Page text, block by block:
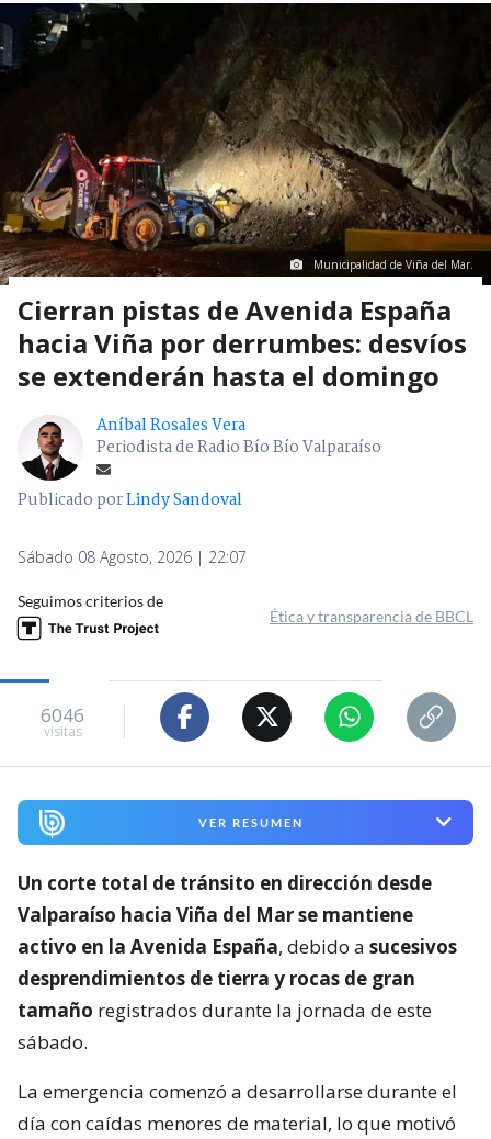
Municipalidad de Viña del Mar.
Cierran pistas de Avenida España
hacia Viña por derrumbes: desvíos
se extenderán hasta el domingo
Aníbal Rosales Vera
Periodista de Radio Bío Bío Valparaíso
Publicado porLindy Sandoval
Sábado 08 Agosto, 2026 | 22:07
Seguimos criterios de
Ética y transparencia de BBCL
6046
visitas
VER RESUMEN
Un corte total de tránsito en dirección desde
Valparaíso hacia Viña del Mar se mantiene
activo en la Avenida España, debido a sucesivos
desprendimientos de tierra y rocas de gran
tamaño registrados durante la jornada de este
sábado.
La emergencia comenzó a desarrollarse durante el
día con caídas menores de material, lo que motivó